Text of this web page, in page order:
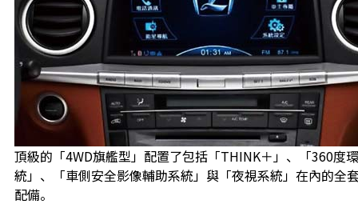
頂級的「4WD旗艦型」配置了包括「THINK＋」、「360度
統」、「車側安全影像輔助系統」與「夜視系統」在內的全
配備。